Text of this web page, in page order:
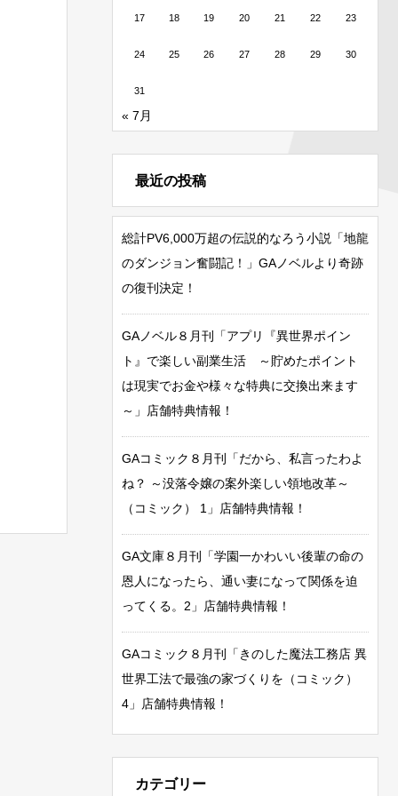
17 18 19 20 21 22 23
24 25 26 27 28 29 30
31
« 7月
最近の投稿
総計PV6,000万超の伝説的なろう小説「地龍
のダンジョン奮闘記！」GAノベルより奇跡
の復刊決定！
GAノベル８月刊「アプリ『異世界ポイン
ト』で楽しい副業生活 ～貯めたポイント
は現実でお金や様々な特典に交換出来ます
～」店舗特典情報！
GAコミック８月刊「だから、私言ったわよ
ね？ ～没落令嬢の案外楽しい領地改革～
（コミック） 1」店舗特典情報！
GA文庫８月刊「学園一かわいい後輩の命の
恩人になったら、通い妻になって関係を迫
ってくる。2」店舗特典情報！
GAコミック８月刊「きのした魔法工務店 異
世界工法で最強の家づくりを（コミック）
4」店舗特典情報！
カテゴリー